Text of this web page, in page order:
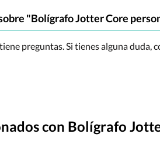
"Bolígrafo Jotter Core
preguntas. Si tienes alguna
con Bolígrafo